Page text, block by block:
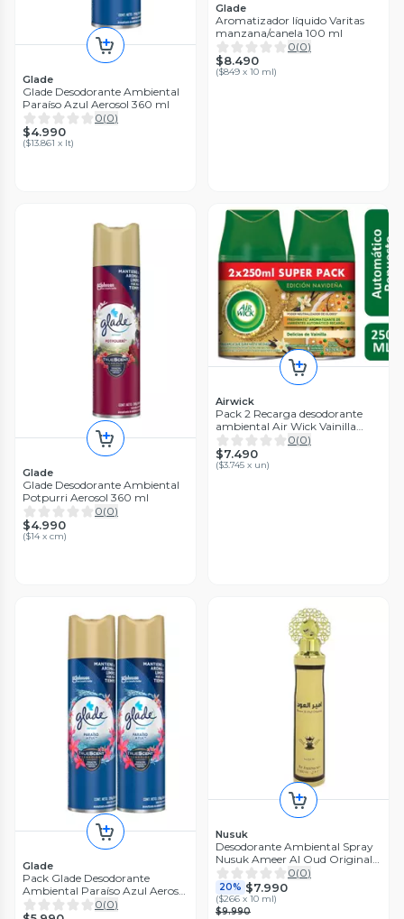
Glade
Glade Desodorante Ambiental
Paraíso Azul Aerosol 360 ml
0(0)
$4.990
($13.861 x lt)
Glade
Aromatizador líquido Varitas
manzana/canela 100 ml
0(0)
$8.490
($849 x 10 ml)
Glade
Glade Desodorante Ambiental
Potpurri Aerosol 360 ml
0(0)
$4.990
($14 x cm)
Airwick
Pack 2 Recarga desodorante
ambiental Air Wick Vainilla
Navidad Freshmatic 500 ml
0(0)
$7.490
($3.745 x un)
Glade
Pack Glade Desodorante
Ambiental Paraíso Azul Aerosol
360 ml
0(0)
Nusuk
Desodorante Ambiental Spray
Nusuk Ameer Al Oud Original
300 ML
0(0)
20% $7.990
($266 x 10 ml)
$9.990